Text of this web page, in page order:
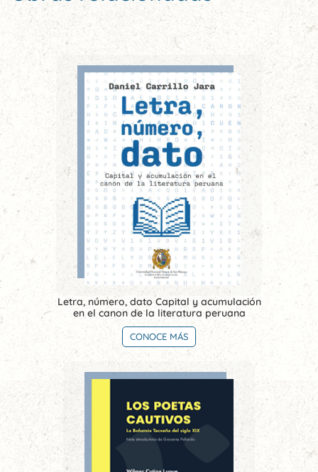
Letra, número, dato Capital y acumulación
en el canon de la literatura peruana
CONOCE MÁS